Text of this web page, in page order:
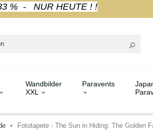
% - NUR HEUTE ! !
Wandbilder
XXL
Paravents
Fototapete - The Sun in Hiding: The Golden